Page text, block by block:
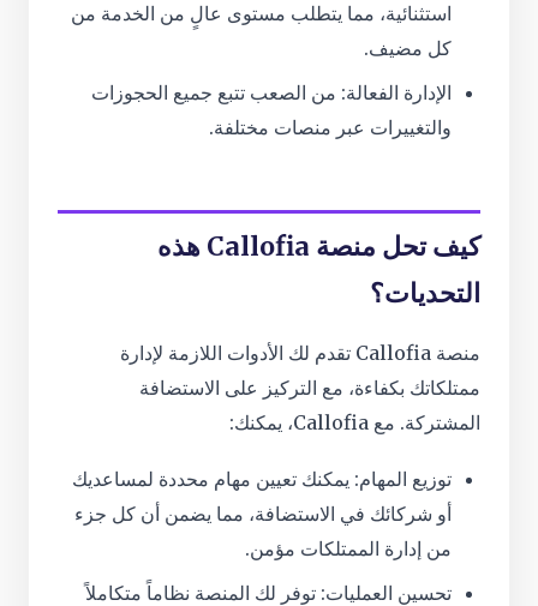
استثنائية، مما يتطلب مستوى عالٍ من الخدمة من
كل مضيف.
الإدارة الفعالة: من الصعب تتبع جميع الحجوزات
والتغييرات عبر منصات مختلفة.
كيف تحل منصة Callofia هذه
التحديات؟
منصة Callofia تقدم لك الأدوات اللازمة لإدارة
ممتلكاتك بكفاءة، مع التركيز على الاستضافة
المشتركة. مع Callofia، يمكنك:
توزيع المهام: يمكنك تعيين مهام محددة لمساعديك
أو شركائك في الاستضافة، مما يضمن أن كل جزء
من إدارة الممتلكات مؤمن.
تحسين العمليات: توفر لك المنصة نظاماً متكاملاً